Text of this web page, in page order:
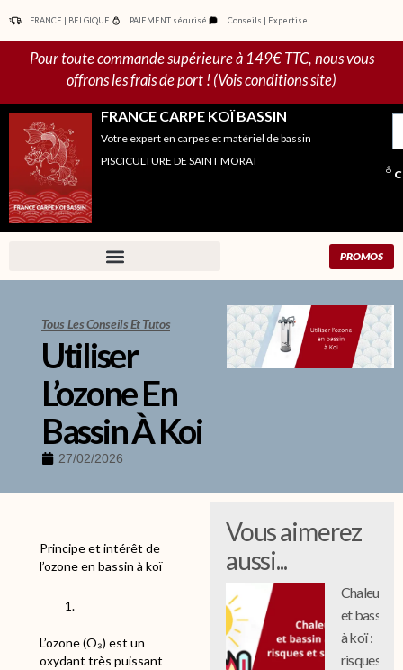
contenu
FRANCE | BELGIQUE PAIEMENT sécurisé Conseils | Expertise
Pour toute commande supérieure à 149€ TTC, nous vous
offrons les frais de port ! (Vois conditions site)
FRANCE CARPE KOÏ BASSIN
Votre expert en carpes et matériel de bassin
PISCICULTURE DE SAINT MORAT
PROMOS
Tous Les Conseils Et Tutos
Utiliser
L’ozone En
Bassin À Koi
27/02/2026
Principe et intérêt de
l’ozone en bassin à koï
L’ozone (O₃) est un
oxydant très puissant
Vous aimerez
aussi...
Chaleur
et bassin
à koï :
risques et